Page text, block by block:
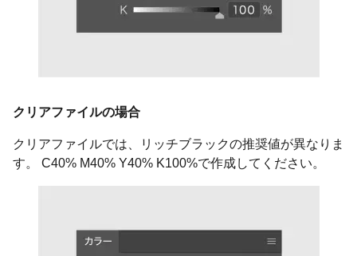
クリアファイルの場合
クリアファイルでは、リッチブラックの推奨値が異なりま
す。 C40% M40% Y40% K100%で作成してください。